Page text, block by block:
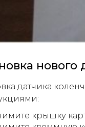
датчика
крышку